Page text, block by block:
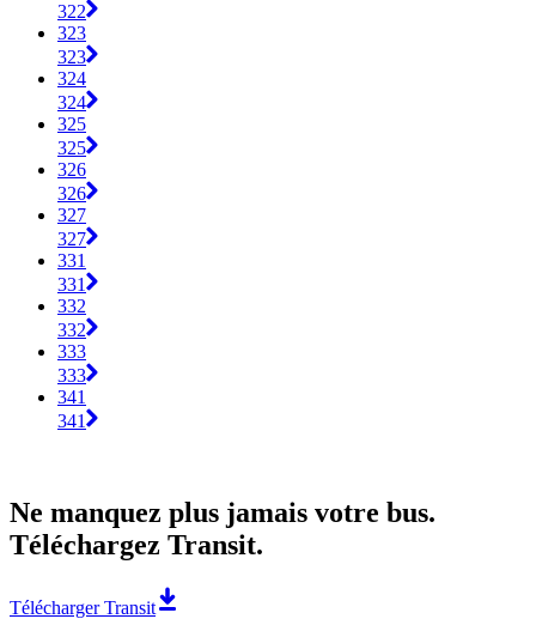
322
323
323
324
324
325
325
326
326
327
327
331
331
332
332
333
333
341
341
Ne manquez plus jamais votre bus.
Téléchargez Transit.
Télécharger Transit